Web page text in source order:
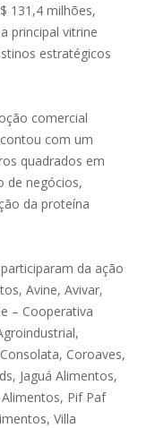
131,4 milhões,
principal vitrine
estratégicos
comercial
com um
quadrados em
de negócios,
da proteína
da ação
Avine, Avivar,
– Cooperativa
Coroaves,
Jaguá Alimentos,
Pif Paf
Villa